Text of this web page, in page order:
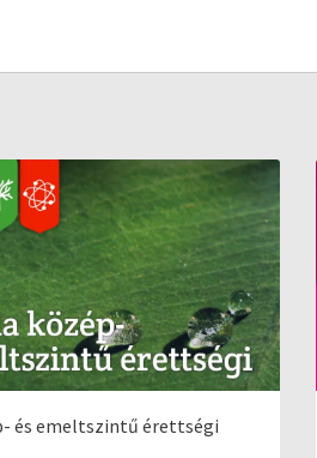
és emeltszintű érettségi